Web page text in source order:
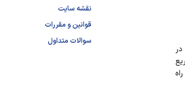
در
نقشه سایت
قوانین و مقررات
سوالات متداول